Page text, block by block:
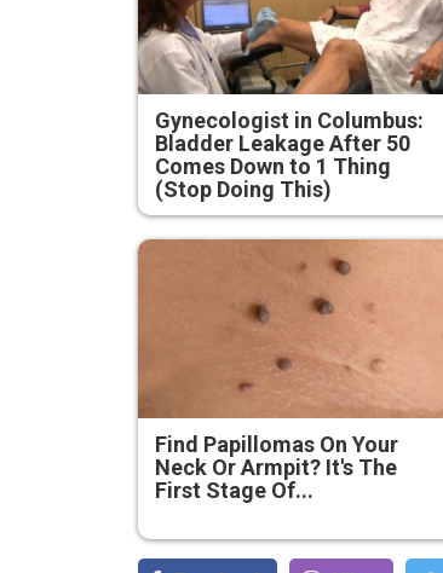
Gynecologist in Columbus:
Bladder Leakage After 50
Comes Down to 1 Thing
(Stop Doing This)
Find Papillomas On Your
Neck Or Armpit? It's The
First Stage Of...